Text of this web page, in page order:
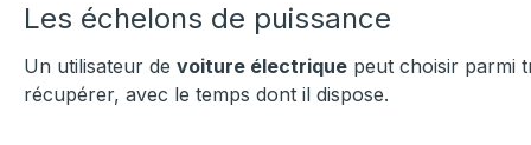
Les échelons de puissance
Un utilisateur de voiture électrique peut choisir parmi
récupérer, avec le temps dont il dispose.